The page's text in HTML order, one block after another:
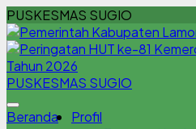
PUSKESMAS SUGIO
PUSKESMAS SUGIO
Beranda
Profil